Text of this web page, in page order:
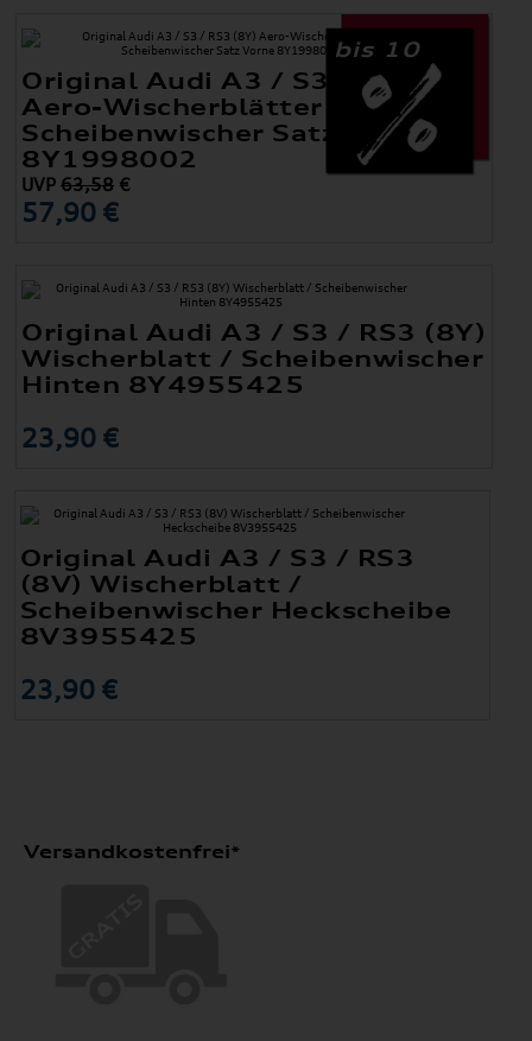
bis 10
Original Audi A3 / S3 / RS3 (8Y)
Aero-Wischerblätter /
Scheibenwischer Satz Vorne
8Y1998002
UVP63,58 €
57,90 €
Original Audi A3 / S3 / RS3 (8Y)
Wischerblatt / Scheibenwischer
Hinten 8Y4955425
23,90 €
Original Audi A3 / S3 / RS3
(8V) Wischerblatt /
Scheibenwischer Heckscheibe
8V3955425
23,90 €
Versandkostenfrei*